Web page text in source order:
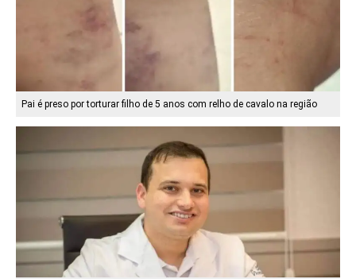
Pai é preso por torturar filho de 5 anos com relho de cavalo na região